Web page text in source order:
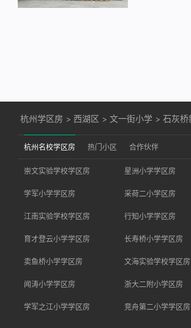
杭州学区房 > 西湖区 >文一街小学 >石灰桥
杭州名校学区房 热门小区 合作伙伴
崇文实验学校学区房 星洲小学学区房
学军小学学区房 采荷二小学区房
江南实验学校学区房 行知小学学区房
育才登云小学学区房 长寿桥小学学区房
卖鱼桥小学学区房 文海实验学校学区房
闻涛小学学区房 浙大二附小学区房
学军之江小学学区房 竞舟第二小学学区房